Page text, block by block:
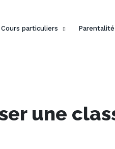
Cours particuliers
une